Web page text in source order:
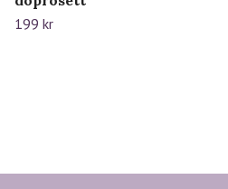
199 kr